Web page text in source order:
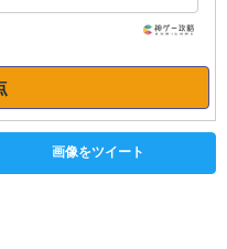
画像をツイート